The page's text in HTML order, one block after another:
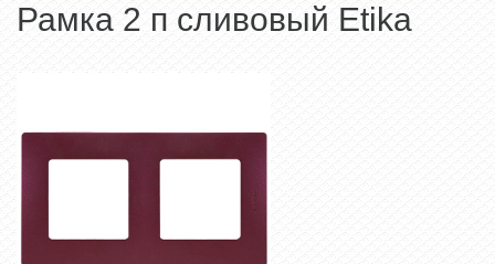
Рамка 2 п сливовый Etika